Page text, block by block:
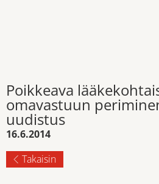
Poikkeava
omavastuun
uudistus
16.6.2014
Takaisin